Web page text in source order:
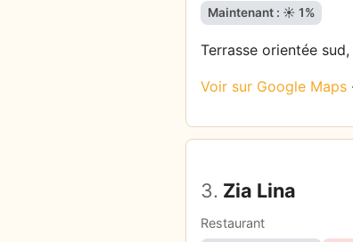
Maintenant : ☀️ 1%
Terrasse orientée
Voir sur Google Maps ·
3. Zia Lina
Restaurant